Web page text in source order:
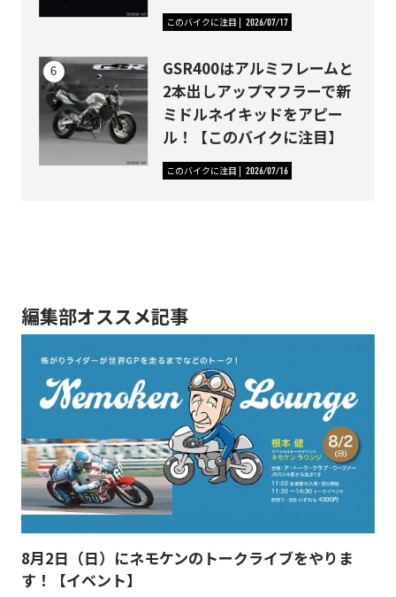
このバイクに注目 2026/07/17
GSR400はアルミフレームと
2本出しアップマフラーで新
ミドルネイキッドをアピー
ル！【このバイクに注目】
このバイクに注目 2026/07/16
編集部オススメ記事
8月2日（日）にネモケンのトークライブをやりま
す！【イベント】